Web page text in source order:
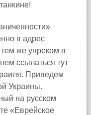
в адрес
тем же упреком в
ссылаться тут
Приведем
Украины.
на русском
«Еврейское